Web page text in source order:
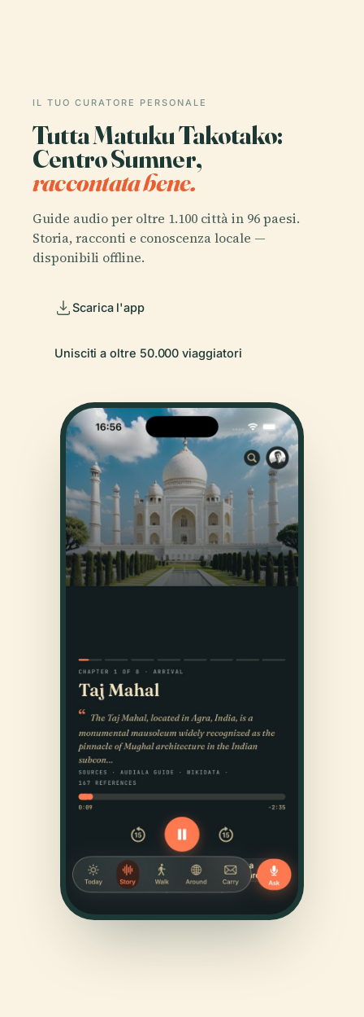
IL TUO CURATORE PERSONALE
Tutta Matuku Takotako:
Centro Sumner,
raccontata bene.
Guide audio per oltre 1.100 città in 96 paesi.
Storia, racconti e conoscenza locale —
disponibili offline.
Scarica l'app
Unisciti a oltre 50.000 viaggiatori